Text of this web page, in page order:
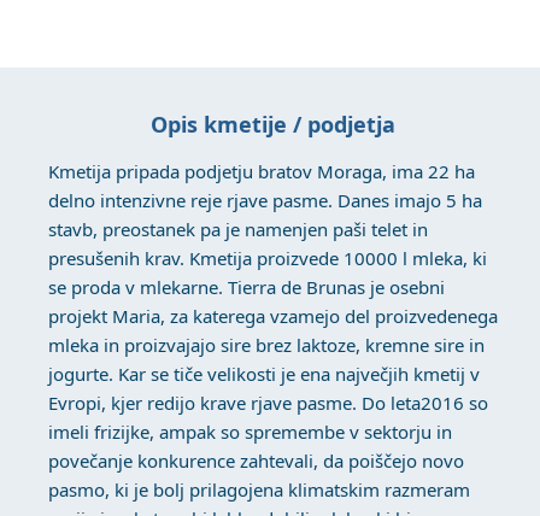
Opis kmetije / podjetja
Kmetija pripada podjetju bratov Moraga, ima 22 ha
delno intenzivne reje rjave pasme. Danes imajo 5 ha
stavb, preostanek pa je namenjen paši telet in
presušenih krav. Kmetija proizvede 10000 l mleka, ki
se proda v mlekarne. Tierra de Brunas je osebni
projekt Maria, za katerega vzamejo del proizvedenega
mleka in proizvajajo sire brez laktoze, kremne sire in
jogurte. Kar se tiče velikosti je ena največjih kmetij v
Evropi, kjer redijo krave rjave pasme. Do leta2016 so
imeli frizijke, ampak so spremembe v sektorju in
povečanje konkurence zahtevali, da poiščejo novo
pasmo, ki je bolj prilagojena klimatskim razmeram